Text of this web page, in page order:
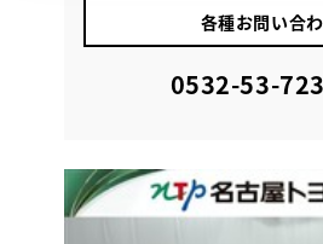
各種お問い合
0532-53-